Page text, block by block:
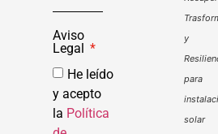
Aviso
Legal
He leído
y acepto
la Política
y
para
solar